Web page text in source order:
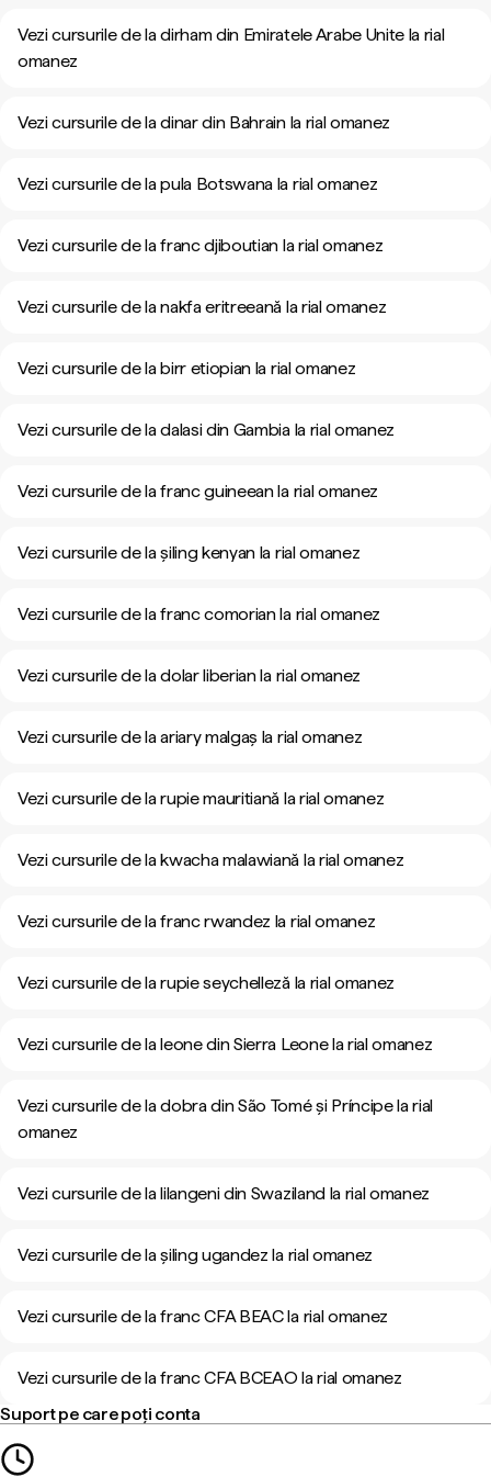
Vezi cursurile de la dirham din Emiratele Arabe Unite la rial
omanez
Vezi cursurile de la dinar din Bahrain la rial omanez
Vezi cursurile de la pula Botswana la rial omanez
Vezi cursurile de la franc djiboutian la rial omanez
Vezi cursurile de la nakfa eritreeană la rial omanez
Vezi cursurile de la birr etiopian la rial omanez
Vezi cursurile de la dalasi din Gambia la rial omanez
Vezi cursurile de la franc guineean la rial omanez
Vezi cursurile de la șiling kenyan la rial omanez
Vezi cursurile de la franc comorian la rial omanez
Vezi cursurile de la dolar liberian la rial omanez
Vezi cursurile de la ariary malgaș la rial omanez
Vezi cursurile de la rupie mauritiană la rial omanez
Vezi cursurile de la kwacha malawiană la rial omanez
Vezi cursurile de la franc rwandez la rial omanez
Vezi cursurile de la rupie seychelleză la rial omanez
Vezi cursurile de la leone din Sierra Leone la rial omanez
Vezi cursurile de la dobra din São Tomé și Príncipe la rial
omanez
Vezi cursurile de la lilangeni din Swaziland la rial omanez
Vezi cursurile de la șiling ugandez la rial omanez
Vezi cursurile de la franc CFA BEAC la rial omanez
Vezi cursurile de la franc CFA BCEAO la rial omanez
Suport pe care poți conta